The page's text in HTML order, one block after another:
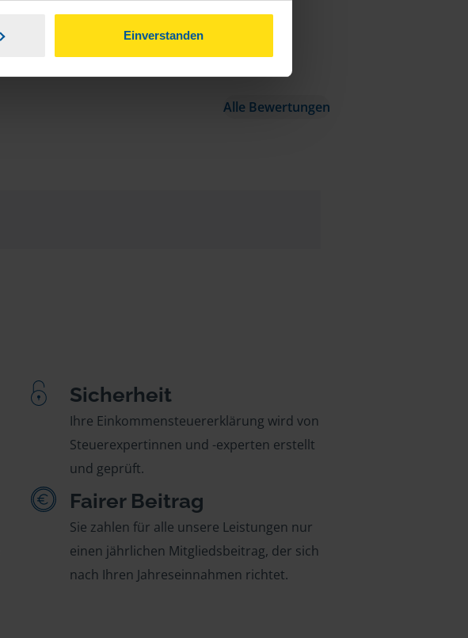
Einverstanden
Alle Bewertungen
Sicherheit
Ihre Einkommensteuererklärung wird von
Steuerexpertinnen und -experten erstellt
und geprüft.
Fairer Beitrag
Sie zahlen für alle unsere Leistungen nur
einen jährlichen Mitgliedsbeitrag, der sich
nach Ihren Jahreseinnahmen richtet.